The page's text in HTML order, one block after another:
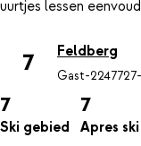
7 Feldberg
Gast-22477
7
Ski gebied
7
Apres ski